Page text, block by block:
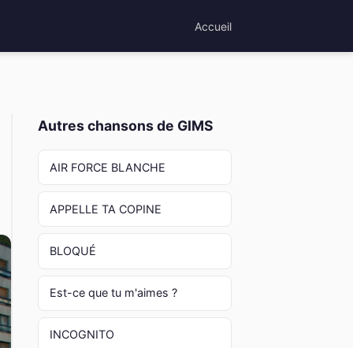
Accueil
Autres chansons de GIMS
AIR FORCE BLANCHE
APPELLE TA COPINE
BLOQUÉ
Est-ce que tu m'aimes ?
INCOGNITO